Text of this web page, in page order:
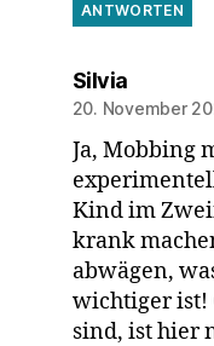
ANTWORTEN
Silviasagt:
20. November
Ja, Mobbing
Kind im
krank
abwägen,
wichtiger ist!
sind, ist hier